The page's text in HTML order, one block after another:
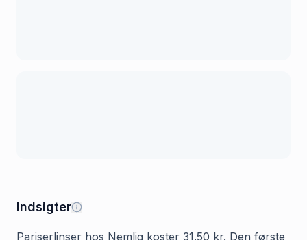
Indsigter
Pariserlinser hos Nemlig koster 31.50 kr. Den første